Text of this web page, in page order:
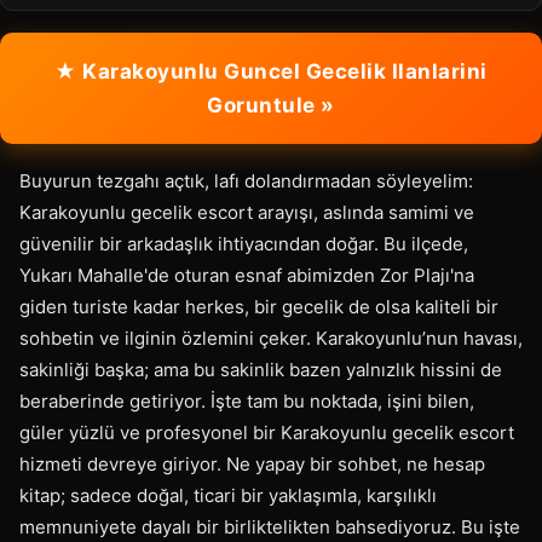
★ Karakoyunlu Guncel Gecelik Ilanlarini
Goruntule »
Buyurun tezgahı açtık, lafı dolandırmadan söyleyelim:
Karakoyunlu gecelik escort arayışı, aslında samimi ve
güvenilir bir arkadaşlık ihtiyacından doğar. Bu ilçede,
Yukarı Mahalle'de oturan esnaf abimizden Zor Plajı'na
giden turiste kadar herkes, bir gecelik de olsa kaliteli bir
sohbetin ve ilginin özlemini çeker. Karakoyunlu’nun havası,
sakinliği başka; ama bu sakinlik bazen yalnızlık hissini de
beraberinde getiriyor. İşte tam bu noktada, işini bilen,
güler yüzlü ve profesyonel bir Karakoyunlu gecelik escort
hizmeti devreye giriyor. Ne yapay bir sohbet, ne hesap
kitap; sadece doğal, ticari bir yaklaşımla, karşılıklı
memnuniyete dayalı bir birliktelikten bahsediyoruz. Bu işte